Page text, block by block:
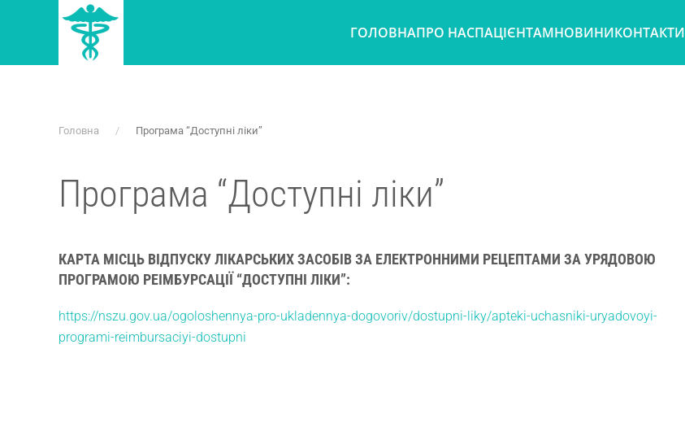
Skip to main content
ГОЛОВНАПРО НАСПАЦІЄНТАМНОВИНИКОНТАКТИ
Головна Програма “Доступні ліки”
Програма “Доступні ліки”
КАРТА МІСЦЬ ВІДПУСКУ ЛІКАРСЬКИХ ЗАСОБІВ ЗА ЕЛЕКТРОННИМИ РЕЦЕПТАМИ ЗА УРЯДОВОЮ
ПРОГРАМОЮ РЕІМБУРСАЦІЇ “ДОСТУПНІ ЛІКИ”:
https://nszu.gov.ua/ogoloshennya-pro-ukladennya-dogovoriv/dostupni-liky/apteki-uchasniki-uryadovoyi-
programi-reimbursaciyi-dostupni